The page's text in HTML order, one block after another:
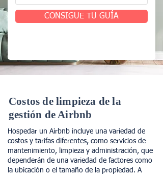
CONSIGUE TU GUÍA
Costos de limpieza de la
gestión de Airbnb
Hospedar un Airbnb incluye una variedad de
costos y tarifas diferentes, como servicios de
mantenimiento, limpieza y administración, que
dependerán de una variedad de factores como
la ubicación o el tamaño de la propiedad. A